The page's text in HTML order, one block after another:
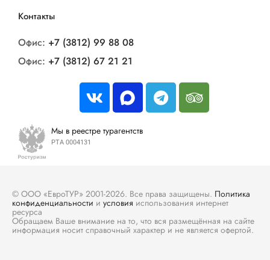
Контакты
Офис: +7 (3812) 99 88 08
Офис: +7 (3812) 67 21 21
Мы в реестре турагентств
РТА 0004131
© ООО «ЕвроТУР» 2001-2026. Все права защищены. Политика
конфиденциальности и условия использования интернет
ресурса
Обращаем Ваше внимание на то, что вся размещённая на сайте
информация носит справочный характер и не является офертой.